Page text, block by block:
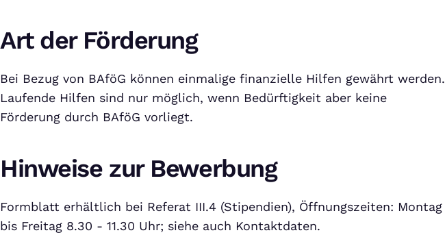
Art der Förderung
Bei Bezug von BAföG können einmalige finanzielle Hilfen gewährt werden.
Laufende Hilfen sind nur möglich, wenn Bedürftigkeit aber keine
Förderung durch BAföG vorliegt.
Hinweise zur Bewerbung
Formblatt erhältlich bei Referat III.4 (Stipendien), Öffnungszeiten: Montag
bis Freitag 8.30 - 11.30 Uhr; siehe auch Kontaktdaten.